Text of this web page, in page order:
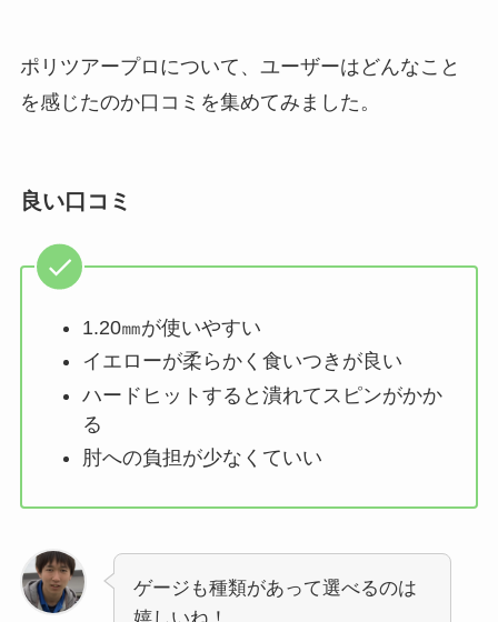
ポリツアープロについて、ユーザーはどんなこと
を感じたのか口コミを集めてみました。
良い口コミ
1.20㎜が使いやすい
イエローが柔らかく食いつきが良い
ハードヒットすると潰れてスピンがかか
る
肘への負担が少なくていい
ゲージも種類があって選べるのは